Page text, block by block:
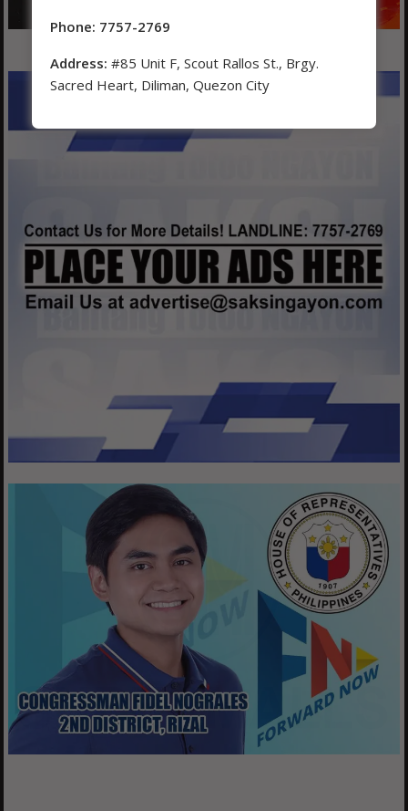
Phone: 7757-2769
Address: #85 Unit F, Scout Rallos St., Brgy.
Sacred Heart, Diliman, Quezon City